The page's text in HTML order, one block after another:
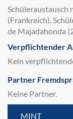
Schüleraustausch
(Frankreich),
de Majadahonda
Verpflichtender
Kein
Partner
Keine Partner.
MINT